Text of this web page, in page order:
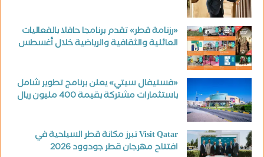
«رزنامة قطر» تقدم برنامجا حافلا بالفعاليات
العائلية والثقافية والرياضية خلال أغسطس
«فستيفال سيتي» يعلن برنامج تطوير شامل
باستثمارات مشتركة بقيمة 400 مليون ريال
Visit Qatar تبرز مكانة قطر السياحية في
افتتاح مهرجان قطر جودوود 2026